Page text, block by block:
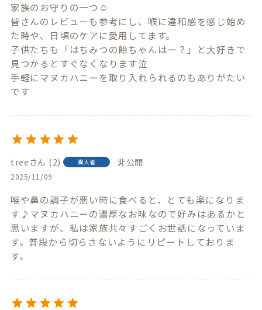
家族のお守りの一つ☺️
皆さんのレビューも参考にし、喉に違和感を感じ始め
た時や、日頃のケアに愛用してます。
子供たちも「はちみつの飴ちゃんはー？」と大好きで
見つかるとすぐなくなります泣
手軽にマヌカハニーを取り入れられるのもありがたい
です
tree 2 購入者 非公開
2025/11/09
喉や鼻の調子が悪い時に食べると、とても楽になりま
す♪マヌカハニーの濃厚なお味なので好みはあるかと
思いますが、私は家族共々すごくお世話になっていま
す。普段から切らさないようにリピートしておりま
す。